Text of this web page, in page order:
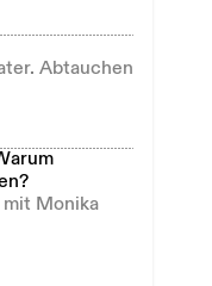
Abtauchen
mit Monika